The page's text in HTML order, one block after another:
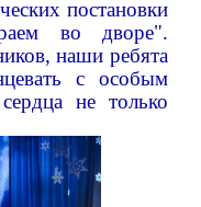
постановки
во дворе".
наши ребята
с особым
не только